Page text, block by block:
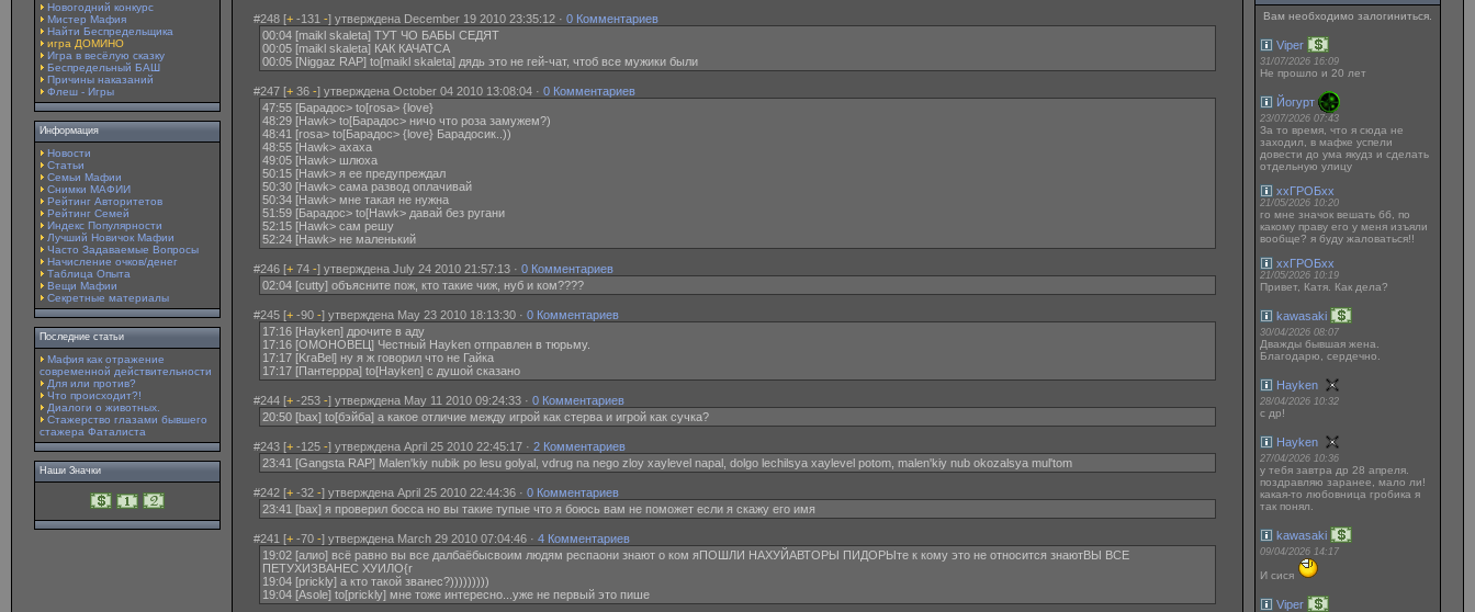
Новогодний конкурс
Мистер Мафия
Найти Беспредельщика
игра ДОМИНО
Игра в весёлую сказку
Беспредельный БАШ
Причины наказаний
Флеш - Игры
Информация
Новости
Статьи
Семьи Мафии
Снимки МАФИИ
Рейтинг Авторитетов
Рейтинг Семей
Индекс Популярности
Лучший Новичок Мафии
Часто Задаваемые Вопросы
Начисление очков/денег
Таблица Опыта
Вещи Мафии
Секретные материалы
Последние статьи
Мафия как отражение
современной действительности
Для или против?
Что происходит?!
Диалоги о животных.
Стажерство глазами бывшего
стажера Фаталиста
Наши Значки
#248 [+ -131 -] утверждена December 19 2010 23:35:12 · 0 Комментариев
00:04 [maikl skaleta] ТУТ ЧО БАБЫ СЕДЯТ
00:05 [maikl skaleta] КАК КАЧАТСА
00:05 [Niggaz RAP] to[maikl skaleta] дядь это не гей-чат, чтоб все мужики были
#247 [+ 36 -] утверждена October 04 2010 13:08:04 · 0 Комментариев
47:55 [Барадос> to[rosa> {love}
48:29 [Hawk> to[Барадос> ничо что роза замужем?)
48:41 [rosa> to[Барадос> {love} Барадосик..))
48:55 [Hawk> ахаха
49:05 [Hawk> шлюха
50:15 [Hawk> я ее предупреждал
50:30 [Hawk> сама развод оплачивай
50:34 [Hawk> мне такая не нужна
51:59 [Барадос> to[Hawk> давай без ругани
52:15 [Hawk> сам решу
52:24 [Hawk> не маленький
#246 [+ 74 -] утверждена July 24 2010 21:57:13 · 0 Комментариев
02:04 [cutty] объясните пож, кто такие чиж, нуб и ком????
#245 [+ -90 -] утверждена May 23 2010 18:13:30 · 0 Комментариев
17:16 [Hayken] дрочите в аду
17:16 [ОМОНОВЕЦ] Честный Hayken отправлен в тюрьму.
17:17 [KraBel] ну я ж говорил что не Гайка
17:17 [Пантеррра] to[Hayken] с душой сказано
#244 [+ -253 -] утверждена May 11 2010 09:24:33 · 0 Комментариев
20:50 [bax] to[бэйба] а какое отличие между игрой как стерва и игрой как сучка?
#243 [+ -125 -] утверждена April 25 2010 22:45:17 · 2 Комментариев
23:41 [Gangsta RAP] Malen'kiy nubik po lesu golyal, vdrug na nego zloy xaylevel napal, dolgo lechilsya xaylevel potom, malen'kiy nub okozalsya mul'tom
#242 [+ -32 -] утверждена April 25 2010 22:44:36 · 0 Комментариев
23:41 [bax] я проверил босса но вы такие тупые что я боюсь вам не поможет если я скажу его имя
#241 [+ -70 -] утверждена March 29 2010 07:04:46 · 4 Комментариев
19:02 [алио] всё равно вы все далбаёбысвоим людям респаони знают о ком яПОШЛИ НАХУЙАВТОРЫ ПИДОРЫте к кому это не относится знаютВЫ ВСЕ
ПЕТУХИЗВАНЕС ХУИЛО{r
19:04 [prickly] а кто такой званес?)))))))))
19:04 [Asole] to[prickly] мне тоже интересно...уже не первый это пише
Вам необходимо залогиниться.
Viper
31/07/2026 16:09
Не прошло и 20 лет
Йогурт
23/07/2026 07:43
За то время, что я сюда не
заходил, в мафке успели
довести до ума якудз и сделать
отдельную улицу
ххГРОБхх
21/05/2026 10:20
го мне значок вешать бб, по
какому праву его у меня изъяли
вообще? я буду жаловаться!!
ххГРОБхх
21/05/2026 10:19
Привет, Катя. Как дела?
kawasaki
30/04/2026 08:07
Дважды бывшая жена.
Благодарю, сердечно.
Hayken
28/04/2026 10:32
с др!
Hayken
27/04/2026 10:36
у тебя завтра др 28 апреля.
поздравляю заранее, мало ли!
какая-то любовница гробика я
так понял.
kawasaki
09/04/2026 14:17
И сися
Viper